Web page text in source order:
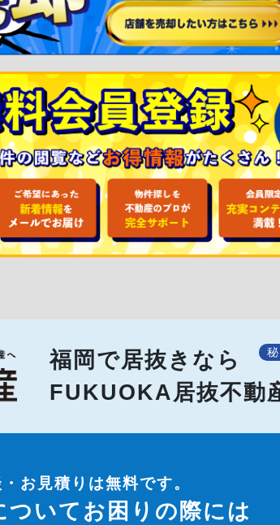
福岡で居抜きなら
FUKUOKA居抜不動
お見積りは無料です。
ついてお困りの際には